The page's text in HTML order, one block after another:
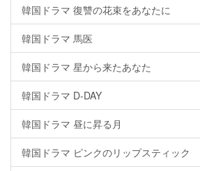
韓国ドラマ 復讐の花束をあなたに
韓国ドラマ 馬医
韓国ドラマ 星から来たあなた
韓国ドラマ D-DAY
韓国ドラマ 昼に昇る月
韓国ドラマ ピンクのリップスティック